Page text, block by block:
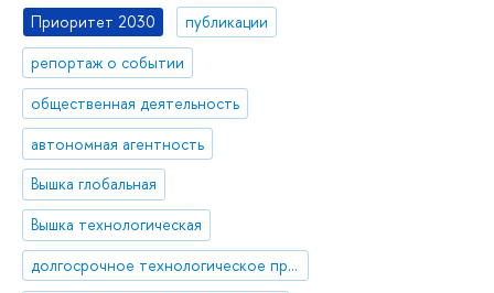
Приоритет 2030
публикации
репортаж о событии
общественная деятельность
автономная агентность
Вышка глобальная
Вышка технологическая
долгосрочное технологическое прогнозирование, форсайт